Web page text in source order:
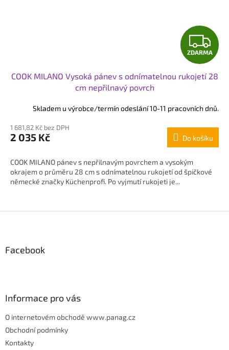
Z
D
A
R
M
A
ZDARMA
COOK MILANO Vysoká pánev s odnímatelnou rukojetí 28
cm nepřilnavý povrch
Skladem u výrobce/termín odeslání 10-11 pracovních dnů.
1 681,82 Kč bez DPH
2 035 Kč Do košíku
COOK MILANO pánev s nepřilnavým povrchem a vysokým
okrajem o průměru 28 cm s odnímatelnou rukojetí od špičkové
německé značky Küchenprofi. Po vyjmutí rukojeti je...
aFacebook
Informace pro vás
O internetovém obchodě www.panag.cz
Obchodní podmínky
Kontakty